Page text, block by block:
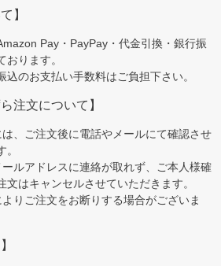
ップ
へ
】
Pay・PayPay・代金引換・銀行振
ります。
のお支払い手数料はご負担下さい。
注文について】
、ご注文後に電話やメールにて確認させ
ルアドレスに連絡が取れず、ご本人様確
はキャンセルさせていただきます。
りご注文をお断りする場合がございま